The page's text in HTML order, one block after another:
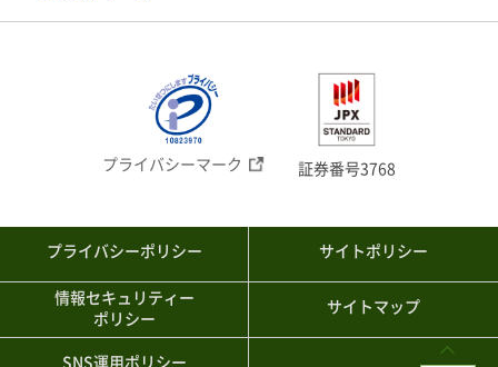
プライバシーマーク 証券番号3768
プライバシーポリシー
情報セキュリティー
ポリシー
SNS運用ポリシー
サイトポリシー
サイトマップ